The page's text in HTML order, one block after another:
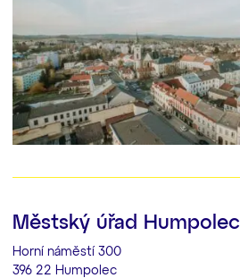
Městský úřad Humpolec
Horní náměstí 300
396 22 Humpolec